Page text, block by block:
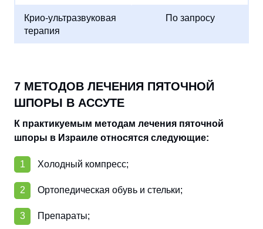
Крио-ультразвуковая
терапия
По запросу
7 МЕТОДОВ ЛЕЧЕНИЯ ПЯТОЧНОЙ
ШПОРЫ В АССУТЕ
К практикуемым методам лечения пяточной
шпоры в Израиле относятся следующие:
Холодный компресс;
Ортопедическая обувь и стельки;
Препараты;